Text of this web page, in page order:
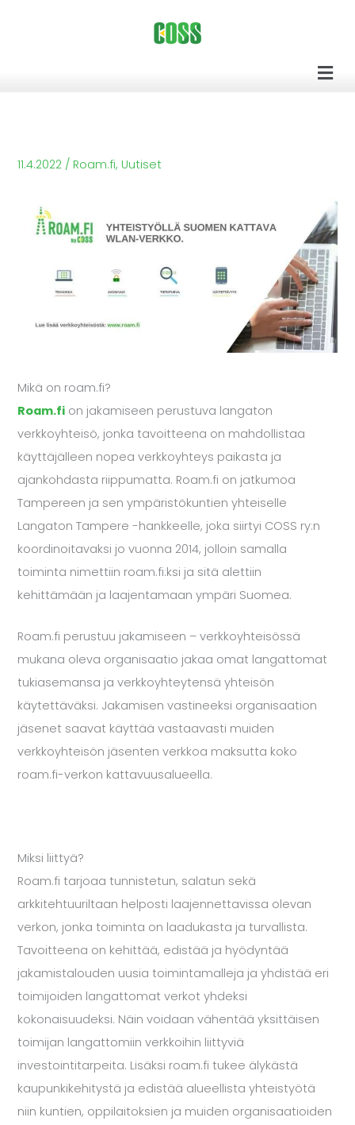
11.4.2022 / Roam.fi, Uutiset
Mikä on roam.fi?
Roam.fi on jakamiseen perustuva langaton
verkkoyhteisö, jonka tavoitteena on mahdollistaa
käyttäjälleen nopea verkkoyhteys paikasta ja
ajankohdasta riippumatta. Roam.fi on jatkumoa
Tampereen ja sen ympäristökuntien yhteiselle
Langaton Tampere -hankkeelle, joka siirtyi COSS ry:n
koordinoitavaksi jo vuonna 2014, jolloin samalla
toiminta nimettiin roam.fi:ksi ja sitä alettiin
kehittämään ja laajentamaan ympäri Suomea.
Roam.fi perustuu jakamiseen – verkkoyhteisössä
mukana oleva organisaatio jakaa omat langattomat
tukiasemansa ja verkkoyhteytensä yhteisön
käytettäväksi. Jakamisen vastineeksi organisaation
jäsenet saavat käyttää vastaavasti muiden
verkkoyhteisön jäsenten verkkoa maksutta koko
roam.fi-verkon kattavuusalueella.
Miksi liittyä?
Roam.fi tarjoaa tunnistetun, salatun sekä
arkkitehtuuriltaan helposti laajennettavissa olevan
verkon, jonka toiminta on laadukasta ja turvallista.
Tavoitteena on kehittää, edistää ja hyödyntää
jakamistalouden uusia toimintamalleja ja yhdistää eri
toimijoiden langattomat verkot yhdeksi
kokonaisuudeksi. Näin voidaan vähentää yksittäisen
toimijan langattomiin verkkoihin liittyviä
investointitarpeita. Lisäksi roam.fi tukee älykästä
kaupunkikehitystä ja edistää alueellista yhteistyötä
niin kuntien, oppilaitoksien ja muiden organisaatioiden